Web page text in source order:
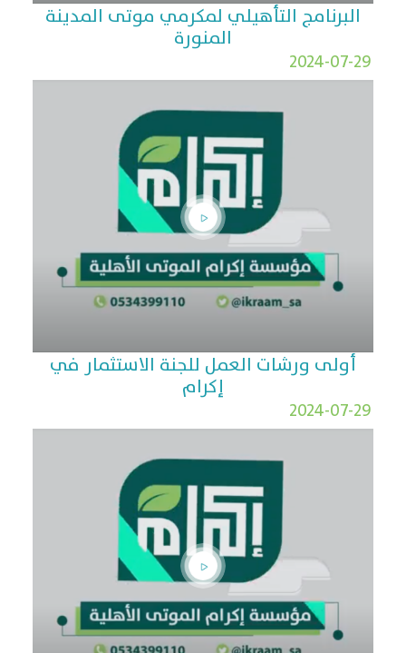
البرنامج التأهيلي لمكرمي موتى المدينة
المنورة
2024-07-29
أولى ورشات العمل للجنة الاستثمار في
إكرام
2024-07-29